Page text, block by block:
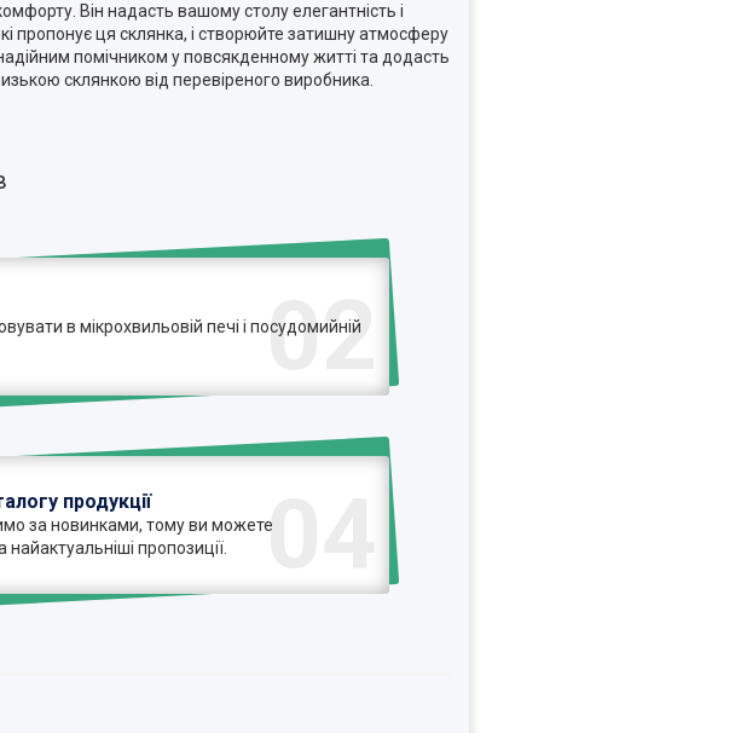
Він надасть вашому столу елегантність і
пропонує ця склянка, і створюйте затишну атмосферу
помічником у повсякденному житті та додасть
склянкою від перевіреного виробника.
02
в мікрохвильовій печі і посудомийній
04
продукції
за новинками, тому ви можете
пропозиції.